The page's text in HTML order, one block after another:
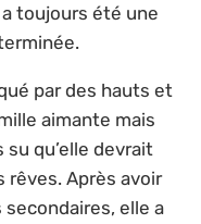
toujours été une
par des hauts et
aimante mais
qu’elle devrait
rêves. Après avoir
elle a